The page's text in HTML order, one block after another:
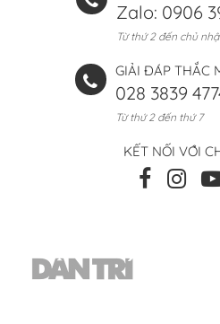
Zalo: 0906
Từ thứ 2 đến chủ
GIẢI ĐÁP THẮC
028 3839
Từ thứ 2 đến thứ 7
KẾT NỐI VỚI